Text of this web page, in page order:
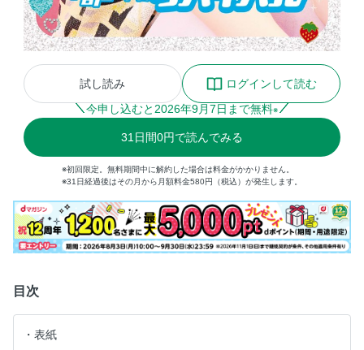
試し読み
ログインして読む
今申し込むと 2026年9月7日まで無料※
31 日間0円で読んでみる
※初回限定。無料期間中に解約した場合は料金がかかりません。
※31日経過後はその月から月額料金580円（税込）が発生します。
目次
表紙